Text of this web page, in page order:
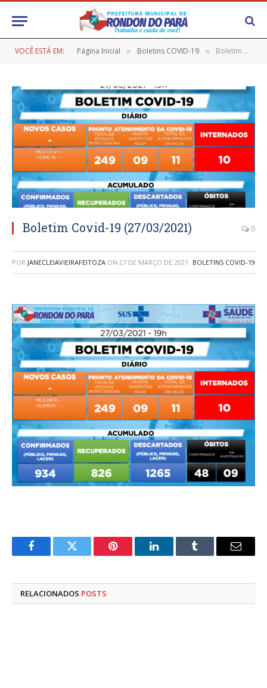
VOCÊ ESTÁ EM: Página Inicial » Boletins COVID-19 » Boletim Covid-19 (27/03/2021)
Boletim Covid-19 (27/03/2021) 0
POR JANECLEIAVIEIRAFEITOZA ON 27 DE MARÇO DE 2021 BOLETINS COVID-19
FacebookTwitter Pinterest LinkedInTumblr
E-
RELACIONADOS POSTS